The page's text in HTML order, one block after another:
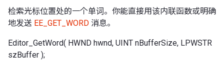
检索光标位置处的一个单词。你能直接用该内联函数或明确
地发送 EE_GET_WORD 消息。
Editor_GetWord( HWND hwnd, UINT nBufferSize, LPWSTR
szBuffer );